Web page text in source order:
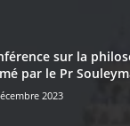
sur la
par le Pr
2023